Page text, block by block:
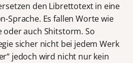
den Librettotext in eine
Sprache. Es fallen Worte wie
oder auch Shitstorm. So
sicher nicht bei jedem Werk
jedoch wird nicht nur kein